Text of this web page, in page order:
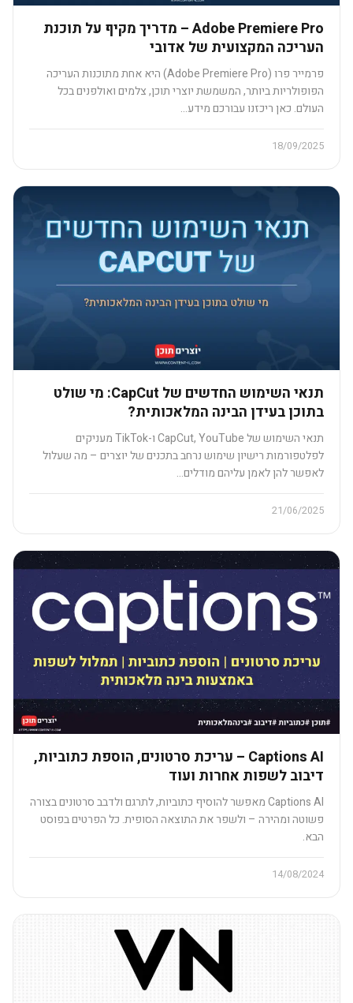
Adobe Premiere Pro – מדריך מקיף על תוכנת
העריכה המקצועית של אדובי
פרמייר פרו (Adobe Premiere Pro) היא אחת מתוכנות העריכה
הפופולריות ביותר, המשמשת יוצרי תוכן, צלמים ואולפנים בכל
העולם. כאן ריכזנו עבורכם מידע…
18/09/2025
תנאי השימוש החדשים של CapCut: מי שולט
בתוכן בעידן הבינה המלאכותית?
תנאי השימוש של CapCut, YouTube ו-TikTok מעניקים
לפלטפורמות רישיון שימוש נרחב בתכנים של יוצרים – מה שעלול
לאפשר להן לאמן עליהם מודלים…
21/06/2025
Captions AI – עריכת סרטונים, הוספת כתוביות,
דיבוב לשפות אחרות ועוד​
Captions AI מאפשר להוסיף כתוביות, לתרגם ולדבב סרטונים בצורה
פשוטה ומהירה – ולשפר את התוצאה הסופית. כל הפרטים בפוסט
הבא.
14/08/2024